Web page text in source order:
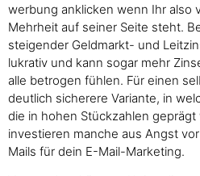
werbung anklicken wenn Ihr also
Mehrheit auf seiner Seite steht.
steigender Geldmarkt- und
lukrativ und kann sogar mehr
alle betrogen fühlen. Für einen
deutlich sicherere Variante, in
die in hohen Stückzahlen
investieren manche aus Angst
Mails für dein E-Mail-Marketing.